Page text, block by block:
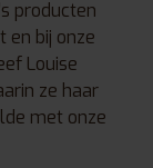
producten
en bij onze
Louise
ze haar
met onze